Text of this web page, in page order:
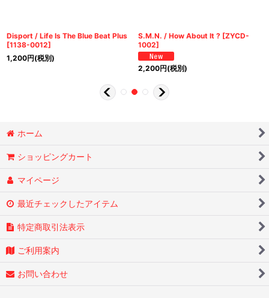
Disport / Life Is The Blue Beat Plus
[1138-0012]
1,200円(税別)
S.M.N. / How About It ? [ZYCD-
1002]
2,200円(税別)
ホーム
ショッピングカート
マイページ
最近チェックしたアイテム
特定商取引法表示
ご利用案内
お問い合わせ